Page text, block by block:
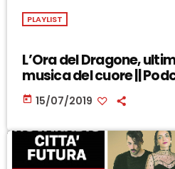
PLAYLIST
L’Ora del Dragone,
musica del cuore ||
today 15/07/2019